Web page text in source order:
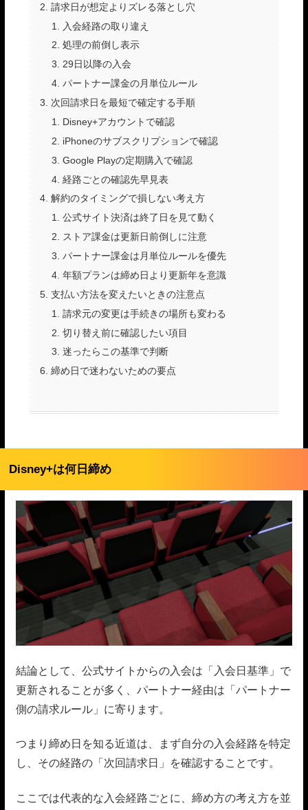
請求日が想定よりズレる落とし穴
入会経路の取り違え
処理の前倒し表示
29日以降の入会
パートナー課金の月単位ルール
次回請求日を最短で確定する手順
Disney+アカウントで確認
iPhoneのサブスクリプションで確認
Google Playの定期購入で確認
経路ごとの確認先早見表
解約のタイミングで損しない考え方
公式サイト決済は終了日を見て動く
ストア課金は更新日前倒しに注意
パートナー課金は月単位ルールを優先
年額プランは締め日より更新年を意識
支払い方法を変えたいときの注意点
請求元の変更は手続きの場所も変わる
切り替え前に確認したい項目
迷ったらこの基準で判断
締め日で迷わないための要点
Disney+は何日締め
結論として、公式サイトからの入会は「入会日基準」で
更新されることが多く、パートナー経由は「パートナー
側の請求ルール」に寄ります。
つまり締め日を知る近道は、まず自分の入会経路を特定
し、その経路の「次回請求日」を確認することです。
ここでは代表的な入会経路ごとに、締め方の考え方を並